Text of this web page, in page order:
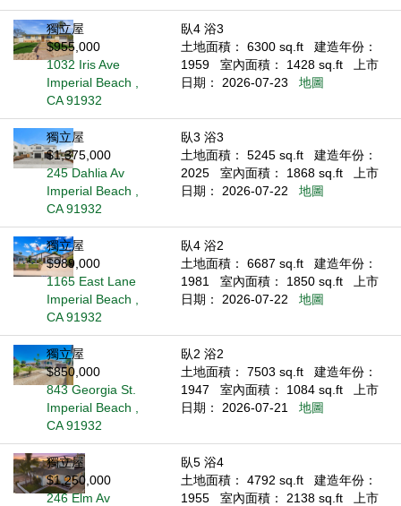
獨立屋
$955,000
1032 Iris Ave
Imperial Beach ,
CA 91932
臥4 浴3
土地面積： 6300 sq.ft
建造年份：
1959
室內面積： 1428 sq.ft
上市
日期： 2026-07-23
地圖
獨立屋
$1,375,000
245 Dahlia Av
Imperial Beach ,
CA 91932
臥3 浴3
土地面積： 5245 sq.ft
建造年份：
2025
室內面積： 1868 sq.ft
上市
日期： 2026-07-22
地圖
獨立屋
$989,000
1165 East Lane
Imperial Beach ,
CA 91932
臥4 浴2
土地面積： 6687 sq.ft
建造年份：
1981
室內面積： 1850 sq.ft
上市
日期： 2026-07-22
地圖
獨立屋
$850,000
843 Georgia St.
Imperial Beach ,
CA 91932
臥2 浴2
土地面積： 7503 sq.ft
建造年份：
1947
室內面積： 1084 sq.ft
上市
日期： 2026-07-21
地圖
獨立屋
$1,250,000
246 Elm Av
臥5 浴4
土地面積： 4792 sq.ft
建造年份：
1955
室內面積： 2138 sq.ft
上市